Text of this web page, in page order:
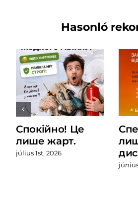
Hasonló
Спокійно! Це
лише жарт.
július 1st, 2026